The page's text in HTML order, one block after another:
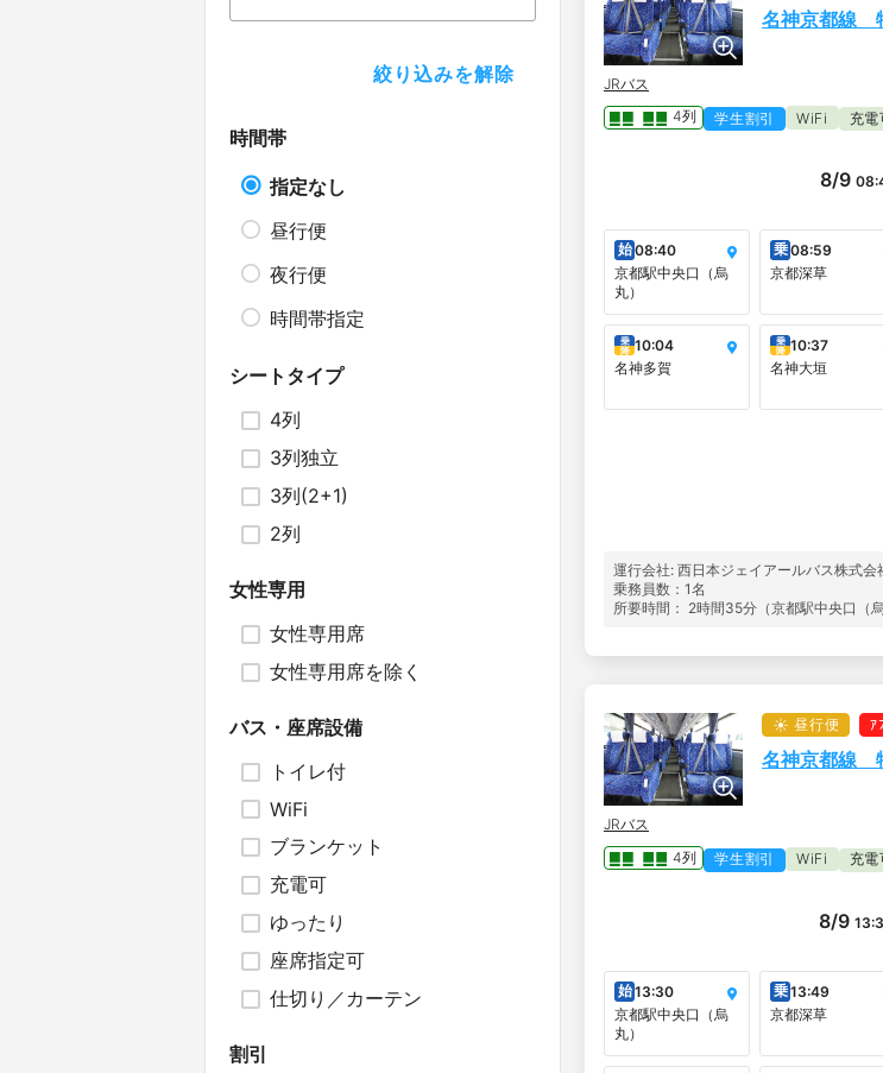
名神京都線
JRバス
4列
学生割引 WiFi 充電
8/9
始08:40
京都駅中央口（烏
丸）
乗08:59
京都深草
乗
降 10:04
名神多賀
乗
降 10:37
名神大垣
運行会社: 西日本ジェイアールバス株式会
乗務員数：1名
所要時間： 2時間35分（京都駅中央口（
昼行便 ｱ
名神京都線
JRバス
4列
学生割引 WiFi 充電
8/9
始13:30
京都駅中央口（烏
丸）
乗13:49
京都深草
時間帯
指定なし
昼行便
夜行便
時間帯指定
シートタイプ
4列
3列独立
3列(2+1)
2列
女性専用
女性専用席
女性専用席を除く
バス・座席設備
トイレ付
WiFi
ブランケット
充電可
ゆったり
座席指定可
仕切り／カーテン
割引